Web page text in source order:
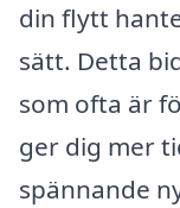
din flytt
sätt. Detta
som ofta är
ger dig mer
spännande